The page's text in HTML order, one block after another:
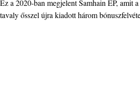
Ez a 2020-ban megjelent Samhain EP, amit
tavaly ősszel újra kiadott három